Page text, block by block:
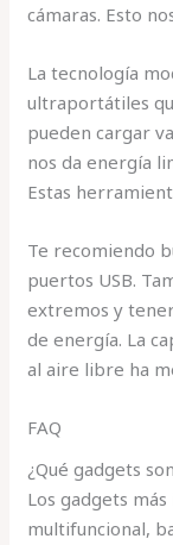
cámaras. Esto
La tecnología
ultraportátiles
pueden cargar
nos da energía
Estas
Te recomiendo
puertos USB.
extremos y
de energía. La
al aire libre ha
FAQ
¿Qué gadgets
Los gadgets
multifuncional,